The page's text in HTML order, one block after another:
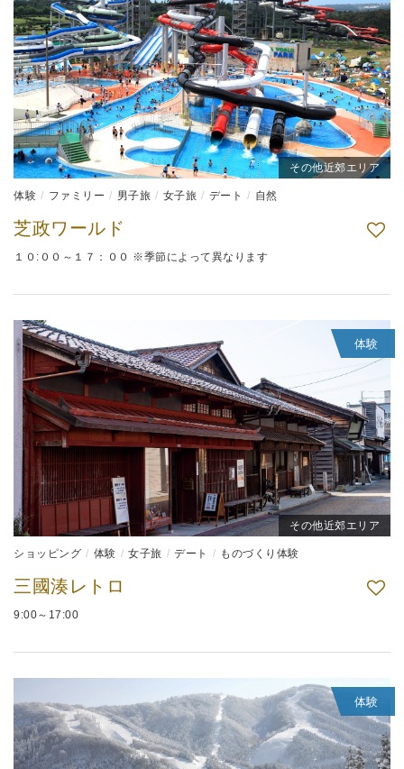
その他近郊エリア
体験 ファミリー 男子旅 女子旅 デート 自然
芝政ワールド
１０:００～１７：００ ※季節によって異なります
体験
その他近郊エリア
ショッピング 体験 女子旅 デート ものづくり体験
三國湊レトロ
9:00～17:00
体験